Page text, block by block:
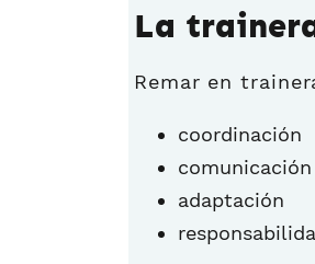
La
Remar en
coordinación
comunicación
adaptación